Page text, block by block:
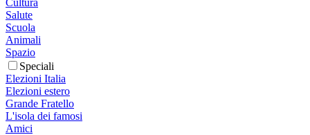
Salute
Scuola
Animali
Spazio
Speciali
Elezioni Italia
Elezioni estero
Grande Fratello
L'isola dei famosi
Amici